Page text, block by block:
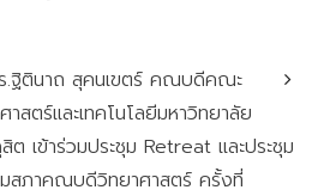
.ฐิตินาถ สุคนเขตร์ คณบดีคณะ
าสตร์และเทคโนโลยีมหาวิทยาลัย
ต เข้าร่วมประชุม Retreat และประชุม
สภาคณบดีวิทยาศาสตร์ ครั้งที่